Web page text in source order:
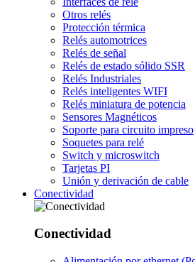
Otros relés
Protección térmica
Relés automotrices
Relés de señal
Relés de estado sólido SSR
Relés Industriales
Relés inteligentes WIFI
Relés miniatura de potencia
Sensores Magnéticos
Soporte para circuito impreso
Soquetes para relé
Switch y microswitch
Tarjetas PI
Unión y derivación de cable
Conectividad
Conectividad